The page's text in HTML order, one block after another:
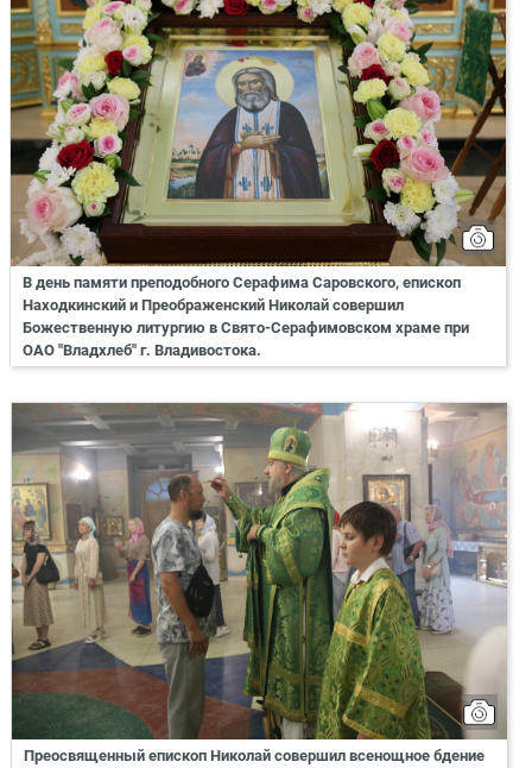
В день памяти преподобного Серафима Саровского, епископ
Находкинский и Преображенский Николай совершил
Божественную литургию в Свято-Серафимовском храме при
ОАО "Владхлеб" г. Владивостока.
Преосвященный епископ Николай совершил всенощное бдение